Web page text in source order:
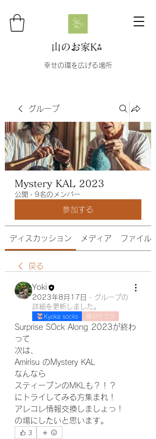
山のお家K⁂
幸せの環を広げる場所
グループ
Mystery KAL 2023
公開 · 9名のメンバー
参加する
ディスカッション メディア ファイル
戻る
Yoki
2023年8月17日 · グループの
詳細を更新しました。
Kyoka socks 猫のサクラ
Surprise SOck Along 2023が終わ
って
次は、
Amirisu のMystery KAL
なんなら
スティーブンのMKLも？！？
にトライしてみる方集まれ！
アレコレ情報交換しましょっ！
の場にしたいと思います。
3